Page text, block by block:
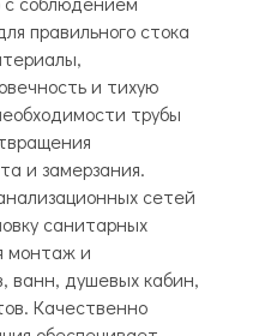
правильного стока
и тихую
трубы
и замерзания.
сетей
санитарных
монтаж и
ванн, душевых кабин,
Качественно